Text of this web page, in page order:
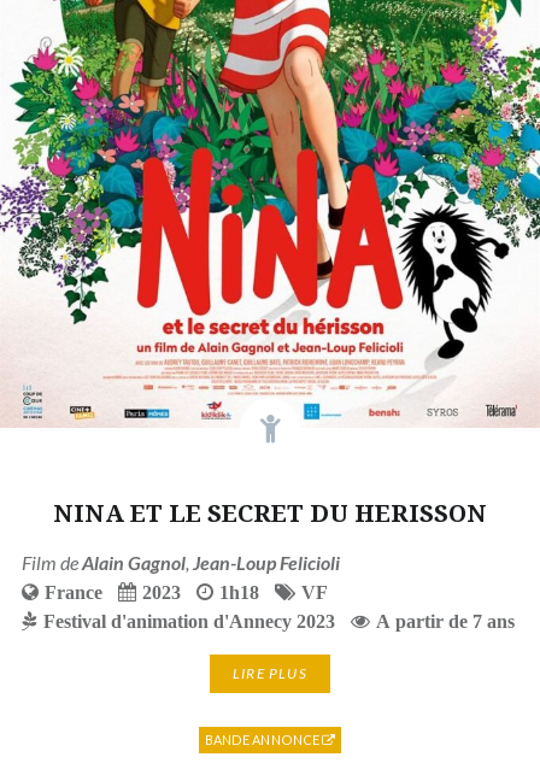
NINA ET LE SECRET DU HERISSON
Film deAlain Gagnol, Jean-Loup Felicioli
France 2023 1h18
VF
Festival d'animation d'Annecy 2023
A partir de 7 ans
LIRE PLUS
BANDE ANNONCE